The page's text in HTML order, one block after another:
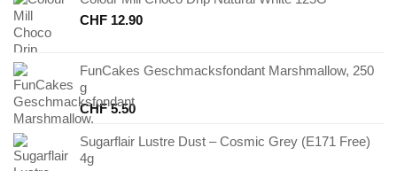
CHF 12.90
FunCakes Geschmacksfondant Marshmallow, 250
g
CHF5.50
Sugarflair Lustre Dust – Cosmic Grey (E171 Free)
4g